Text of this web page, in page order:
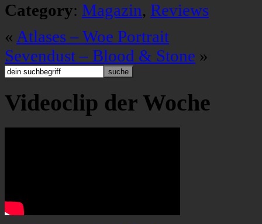
Category: Magazin, Reviews
« Atlases – Woe Portrait
Sevendust – Blood & Stone »
Videoclip der Woche